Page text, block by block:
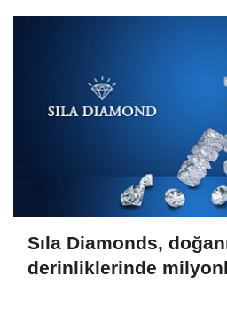
Sıla Diamonds,
derinliklerinde